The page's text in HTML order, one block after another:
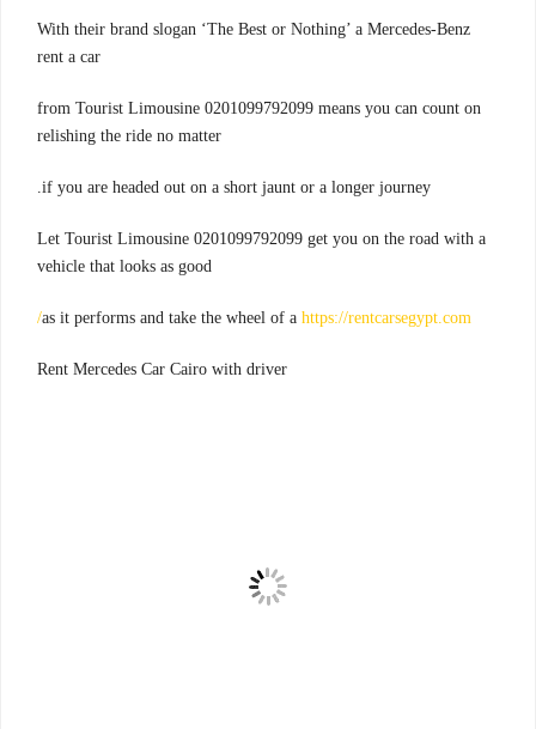
With their brand slogan ‘The Best or Nothing’ a Mercedes-Benz
rent a car
from Tourist Limousine 0201099792099 means you can count on
relishing the ride no matter
if you are headed out on a short jaunt or a longer journey.
Let Tourist Limousine 0201099792099 get you on the road with a
vehicle that looks as good
as it performs and take the wheel of a https://rentcarsegypt.com/